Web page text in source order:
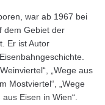
war ab 1967 bei
dem Gebiet der
Er ist Autor
„Wege aus
Mostviertel“, „Wege
Eisen in Wien“.